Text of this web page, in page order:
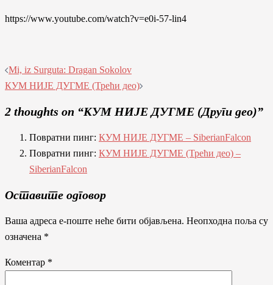
https://www.youtube.com/watch?v=e0i-57-lin4
Post
navigation
Mi, iz Surguta: Dragan Sokolov
КУМ НИJЕ ДУГМЕ (Трећи део)
2 thoughts on “КУМ НИJЕ ДУГМЕ (Други део)”
Повратни пинг: КУМ НИJЕ ДУГМЕ – SiberianFalcon
Повратни пинг: КУМ НИJЕ ДУГМЕ (Трећи део) –
SiberianFalcon
Оставите одговор
Ваша адреса е-поште неће бити објављена. Неопходна поља су
означена *
Коментар *